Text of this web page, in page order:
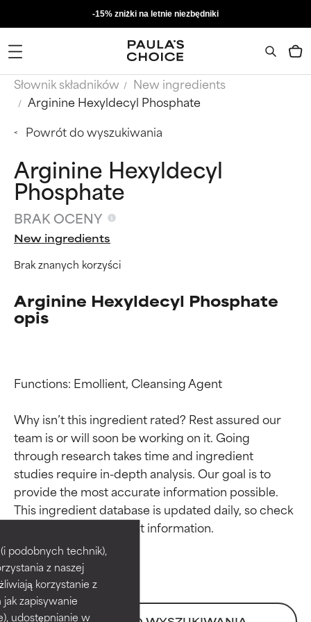
podobnych technik),
z naszej
korzystanie z
zapisywanie
udostępnianie w
-15% zniżki na letnie niezbędniki
Słownik składników
New ingredients
Arginine Hexyldecyl Phosphate
Powrót do wyszukiwania
Arginine Hexyldecyl
Phosphate
BRAK OCENY
New ingredients
Brak znanych korzyści
Arginine Hexyldecyl Phosphate
opis
Functions: Emollient, Cleansing Agent
Why isn’t this ingredient rated? Rest assured our
team is or will soon be working on it. Going
through research takes time and ingredient
studies require in-depth analysis. Our goal is to
provide the most accurate information possible.
This ingredient database is updated daily, so check
Oceny składników
BEST
Udowodnione i potwierdzone
przez niezależne badania.
Oceny składników
BEST
Udowodnione i potwierdzone
przez niezależne badania.